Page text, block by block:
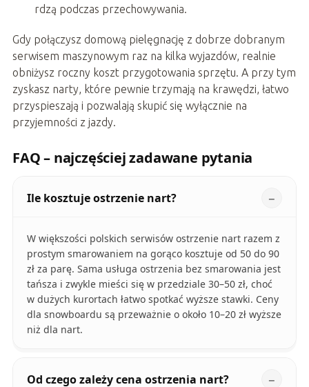
rdzą podczas przechowywania.
Gdy połączysz domową pielęgnację z dobrze dobranym
serwisem maszynowym raz na kilka wyjazdów, realnie
obniżysz roczny koszt przygotowania sprzętu. A przy tym
zyskasz narty, które pewnie trzymają na krawędzi, łatwo
przyspieszają i pozwalają skupić się wyłącznie na
przyjemności z jazdy.
FAQ – najczęściej zadawane pytania
Ile kosztuje ostrzenie nart?
W większości polskich serwisów ostrzenie nart razem z
prostym smarowaniem na gorąco kosztuje od 50 do 90
zł za parę. Sama usługa ostrzenia bez smarowania jest
tańsza i zwykle mieści się w przedziale 30–50 zł, choć
w dużych kurortach łatwo spotkać wyższe stawki. Ceny
dla snowboardu są przeważnie o około 10–20 zł wyższe
niż dla nart.
Od czego zależy cena ostrzenia nart?